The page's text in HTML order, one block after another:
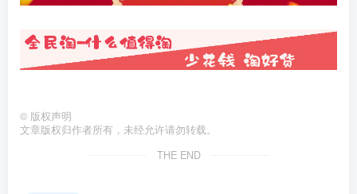
© 版权声明
文章版权归作者所有，未经允许请勿转载。
THE END